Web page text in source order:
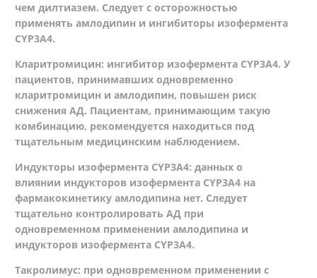
чем дилтиазем. Следует с осторожностью
применять амлодипин и ингибиторы изофермента
CYP3А4.
Кларитромицин: ингибитор изофермента CYP3А4. У
пациентов, принимавших одновременно
кларитромицин и амлодипин, повышен риск
снижения АД. Пациентам, принимающим такую
комбинацию, рекомендуется находиться под
тщательным медицинским наблюдением.
Индукторы изофермента CYP3А4: данных о
влиянии индукторов изофермента CYP3А4 на
фармакокинетику амлодипина нет. Следует
тщательно контролировать АД при
одновременном применении амлодипина и
индукторов изофермента CYP3А4.
Такролимус: при одновременном применении с